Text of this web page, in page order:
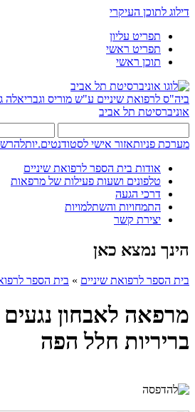
דילוג לתוכן העיקרי
תפריט עליון
תפריט ראשי
תוכן ראשי
ביה"ס לרפואת שיניים ע"ש מוריס וגבריאלה
אוניברסיטת תל אביב
מערכת פניותאזור אישי לסטודנטים.יות
אודות בית הספר לרפואת שיניים
טלפונים ושעות פעילות של מרפאות
דרכי הגעה
התמחויות והשתלמויות
יצירת קשר
הינך נמצא כאן
בית הספר לרפואת שיניים » בית הספר
מרפאה לאבחון
בריריות חלל הפה